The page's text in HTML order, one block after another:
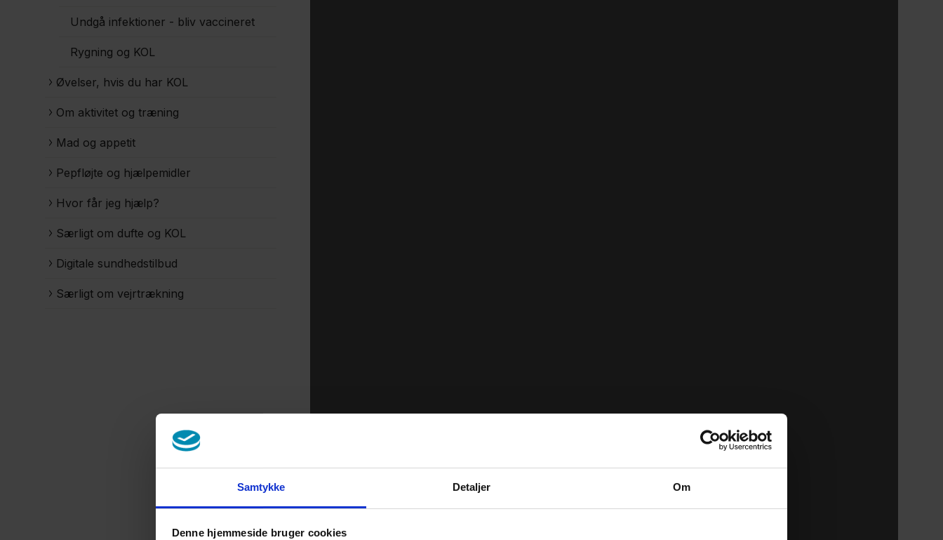
Samtykke Detaljer Om
Denne hjemmeside bruger cookies
Undgå infektioner - bliv vaccineret
Rygning og KOL
Øvelser, hvis du har KOL
Om aktivitet og træning
Mad og appetit
Pepfløjte og hjælpemidler
Hvor får jeg hjælp?
Særligt om dufte og KOL
Digitale sundhedstilbud
Særligt om vejrtrækning